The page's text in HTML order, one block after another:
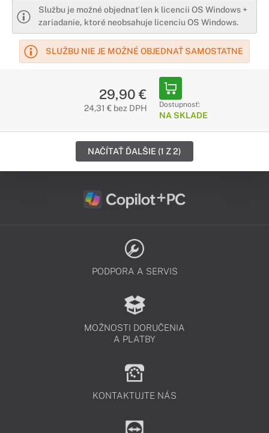
Službu je možné objednať len k licencii OS Windows +
zariadanie, ktoré neobsahuje licenciu OS Windows.
SLUŽBU NIE JE MOŽNÉ OBJEDNAŤ SAMOSTATNE
29,90 €
24,31 € bez DPH Dostupnosť:
NA SKLADE
NAČÍTAŤ ĎALŠIE (1 Z 2)
PODPORA A SERVIS
MOŽNOSTI DORUČENIA
A PLATBY
KONTAKTUJTE NÁS